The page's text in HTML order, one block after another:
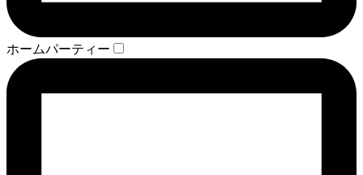
ホームパーティー